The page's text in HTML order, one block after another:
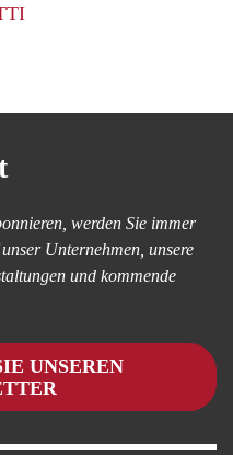
werden Sie immer
Unternehmen, unsere
und kommende
UNSEREN